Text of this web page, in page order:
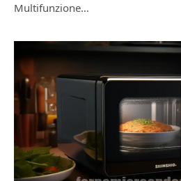
Multifunzione…